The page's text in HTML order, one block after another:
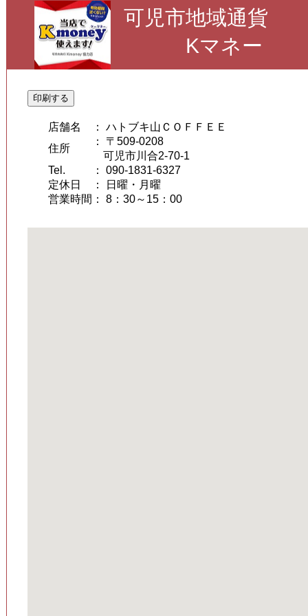
可児市地域通貨
Kマネー
印刷する
店舗名
： ハトブキ山ＣＯＦＦＥＥ
住所
： 〒509-0208
可児市川合2-70-1
Tel.
： 090-1831-6327
定休日
： 日曜・月曜
営業時間 ： 8：30～15：00